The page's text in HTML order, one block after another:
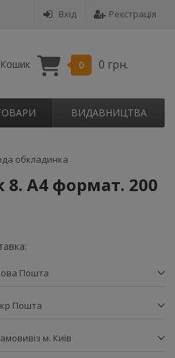
Вхід Реєстрація
Кошик 0 0 грн.
ВИДАВНИЦТВА
обкладинка
8. А4 формат. 200
Пошта
Пошта
м. Київ